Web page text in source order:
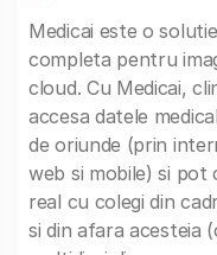
Medicai este o
completa pentru
cloud. Cu Medicai,
accesa datele
de oriunde (prin
web si mobile) si pot
real cu colegi din
si din afara acesteia